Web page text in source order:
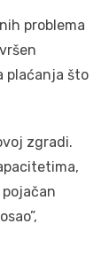
problema
plaćanja što
zgradi.